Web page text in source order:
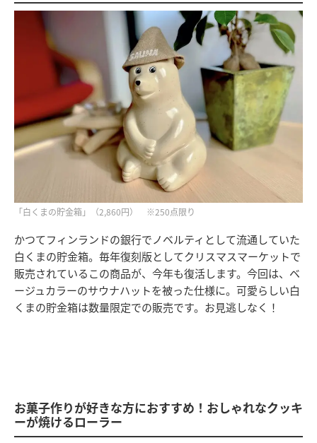
「白くまの貯金箱」（2,860円） ※250点限り
かつてフィンランドの銀行でノベルティとして流通していた
白くまの貯金箱。毎年復刻版としてクリスマスマーケットで
販売されているこの商品が、今年も復活します。今回は、ベ
ージュカラーのサウナハットを被った仕様に。可愛らしい白
くまの貯金箱は数量限定での販売です。お見逃しなく！
お菓子作りが好きな方におすすめ！おしゃれなクッキ
ーが焼けるローラー